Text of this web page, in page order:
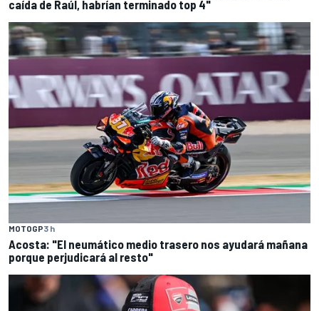
caída de Raúl, habrían terminado top 4"
MOTOGP3 h
Acosta: "El neumático medio trasero nos ayudará mañana
porque perjudicará al resto"